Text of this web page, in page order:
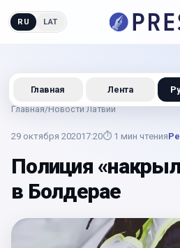
RU LAT
Главная/Новости Латвии
29 октября 202017:20⏱ 1 мин чтения
Полиция
в Болдерае
Главная Лента